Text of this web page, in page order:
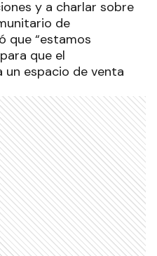
y a charlar sobre
de
que “estamos
que el
espacio de venta